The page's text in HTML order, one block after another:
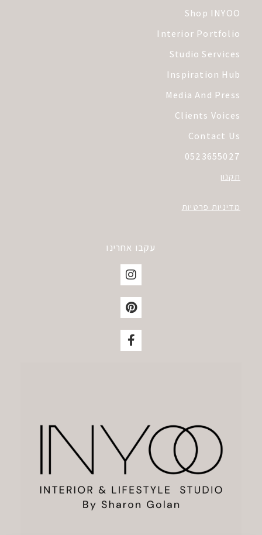
Shop INYOO
Interior Portfolio
Studio Services
Inspiration Hub
Media And Press
Clients Voices
Contact Us
0523655027
תקנון
מדיניות פרטיות
עקבו אחרינו